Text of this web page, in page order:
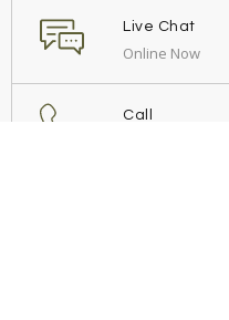
Live Chat
Online Now
Call